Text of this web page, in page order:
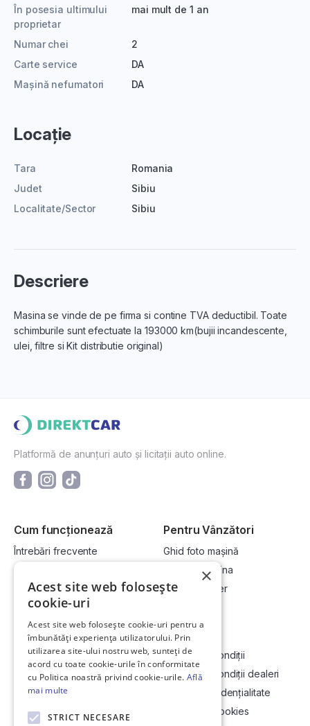
În posesia ultimului
proprietar
mai mult de 1 an
Numar chei
2
Carte service
DA
Mașină nefumatori
DA
Locație
Tara
Romania
Judet
Sibiu
Localitate/Sector
Sibiu
Descriere
Masina se vinde de pe firma si contine TVA deductibil. Toate
schimburile sunt efectuate la 193000 km(bujii incandescente,
ulei, filtre si Kit distributie original)
Platformă de anunțuri auto și licitații auto online.
Cum funcționează
Întrebări frecvente
Cum vând la licitație?
Pentru Vânzători
Ghid foto mașină
Vinde-ți mașina
Devino dealer
Link-uri utile
Informații utile vizionare
Contact
Soluționarea Online a litigiilor
ANCP
Compania
Termeni și condiții
Termeni și condiții dealeri
Politică confidențialitate
Politica de cookies
×
Acest site web folosește
cookie-uri
Acest site web folosește cookie-uri pentru a
îmbunătăți experiența utilizatorului. Prin
utilizarea site-ului nostru web, sunteți de
acord cu toate cookie-urile în conformitate
cu Politica noastră privind cookie-urile. Află
mai multe
STRICT NECESARE